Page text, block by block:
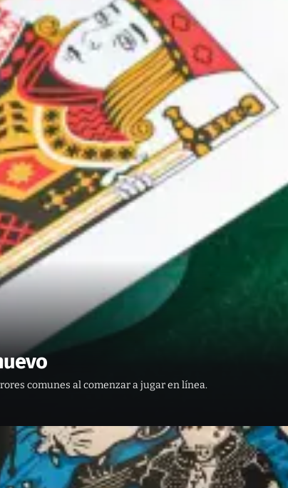
comunes al comenzar a jugar en línea.